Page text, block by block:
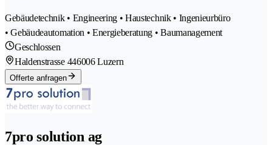
Gebäudetechnik • Engineering • Haustechnik • Ingenieurbüro
• Gebäudeautomation • Energieberatung • Baumanagement
Geschlossen
Haldenstrasse 446006 Luzern
Offerte anfragen
7pro solution ag